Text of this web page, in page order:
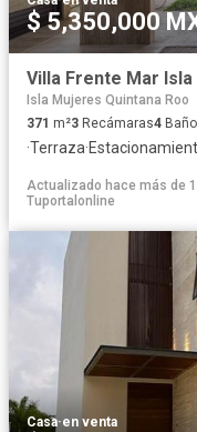
$ 5,350,000
Villa Frente Mar
Isla Mujeres Quintana Roo
371 m²3 Recámaras4
·Terraza·
Actualizado hace más de
Tuportalonline
Casa·en venta